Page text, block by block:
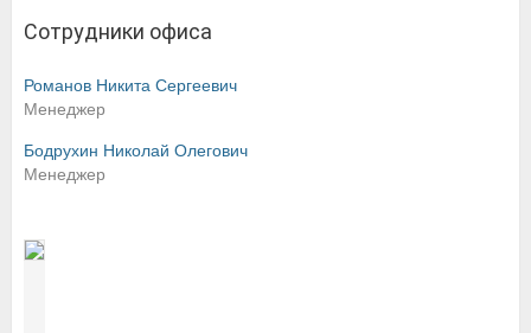
Сотрудники офиса
Романов Никита Сергеевич
Менеджер
Бодрухин Николай Олегович
Менеджер